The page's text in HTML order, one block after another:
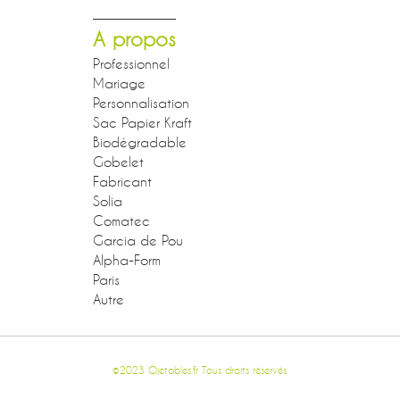
A propos
Professionnel
Mariage
Personnalisation
Sac Papier Kraft
Biodégradable
Gobelet
Fabricant
Solia
Comatec
Garcia de Pou
Alpha-Form
Paris
Autre
©2023 Ojetables.fr Tous droits réservés.